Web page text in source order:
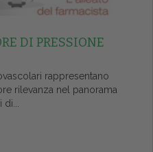
DI PRESSIONE
rappresentano
rilevanza nel panorama